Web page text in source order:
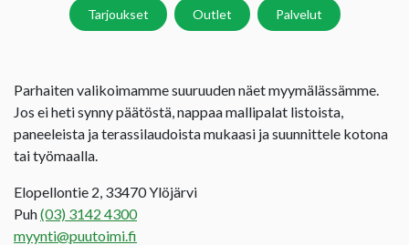
Tarjoukset Outlet Palvelut
Parhaiten valikoimamme suuruuden näet myymälässämme.
Jos ei heti synny päätöstä, nappaa mallipalat listoista,
paneeleista ja terassilaudoista mukaasi ja suunnittele kotona
tai työmaalla.
Elopellontie 2, 33470 Ylöjärvi
Puh(03) 3142 4300
myynti@puutoimi.fi